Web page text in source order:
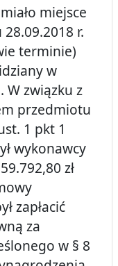
miejsce
r.
terminie)
w
związku z
przedmiotu
1 pkt 1
wykonawcy
zł
zapłacić
za
w § 8